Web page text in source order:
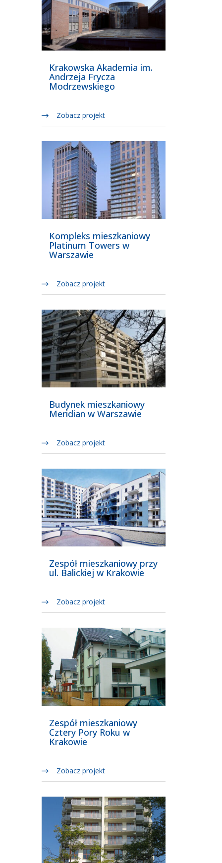
Krakowska Akademia im.
Andrzeja Frycza
Modrzewskiego
Zobacz projekt
Kompleks mieszkaniowy
Platinum Towers w
Warszawie
Zobacz projekt
Budynek mieszkaniowy
Meridian w Warszawie
Zobacz projekt
Zespół mieszkaniowy przy
ul. Balickiej w Krakowie
Zobacz projekt
Zespół mieszkaniowy
Cztery Pory Roku w
Krakowie
Zobacz projekt